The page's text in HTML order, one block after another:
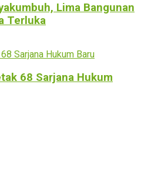
Lima Bangunan
Terluka
68 Sarjana Hukum